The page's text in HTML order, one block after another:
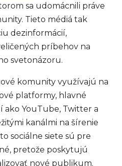
sa udomácnili práve
Tieto médiá tak
dezinformácií,
príbehov na
svetonázoru.
komunity využívajú na
platformy, hlavné
ako YouTube, Twitter a
kanálmi na šírenie
sociálne siete sú pre
pretože poskytujú
nové publikum.